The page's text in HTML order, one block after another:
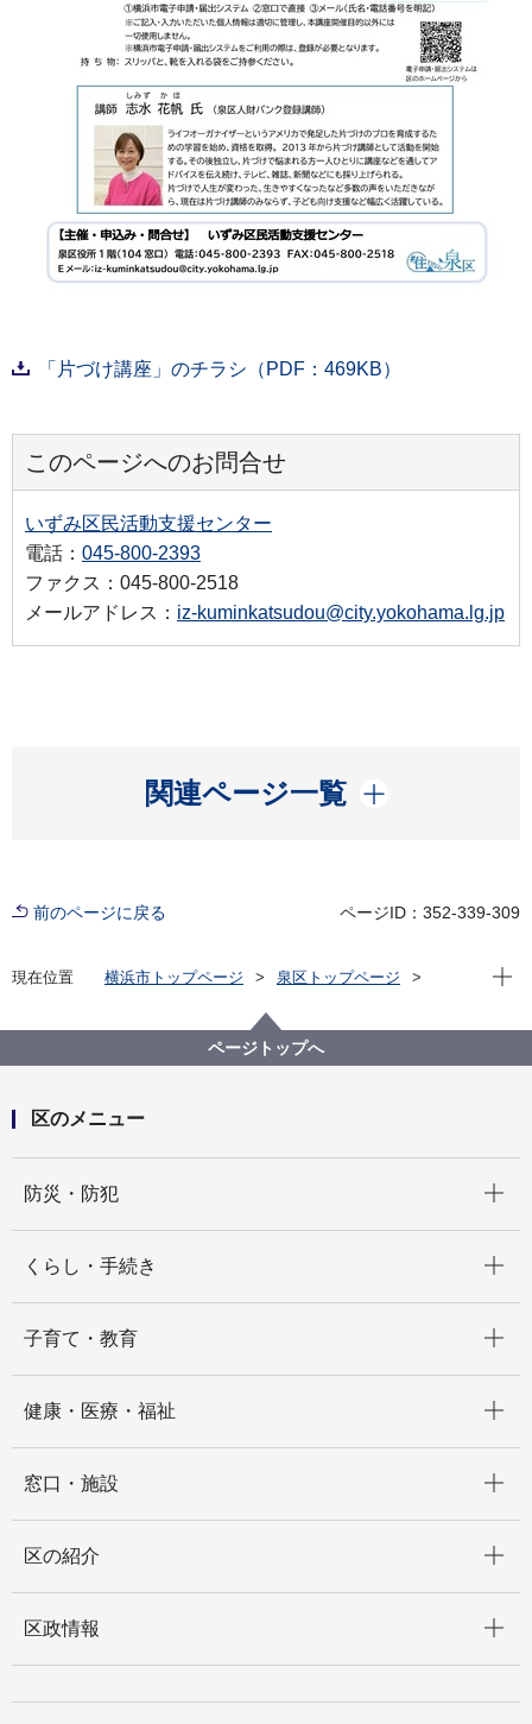
「片づけ講座」のチラシ（PDF：469KB）
このページへのお問合せ
いずみ区民活動支援センター
電話： 045-800-2393
ファクス：045-800-2518
メールアドレス： iz-kuminkatsudou@city.yokohama.lg.jp
関連ページ一覧
開く
前のページに戻る ページID：352-339-309
現在位置 横浜市トップページ
泉区トップページ
いずみ区民活動支援センター
講座・イベント情報
【開催報告】家中すっきりさせたい人のための「片づ
現在
ページトップへ
区のメニュー
防災・防犯
くらし・手続き
子育て・教育
健康・医療・福祉
窓口・施設
区の紹介
区政情報